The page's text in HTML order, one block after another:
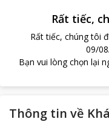
Rất tiếc,
Rất tiếc, chúng tôi
09/
Bạn vui lòng chọn lại
Thông tin về